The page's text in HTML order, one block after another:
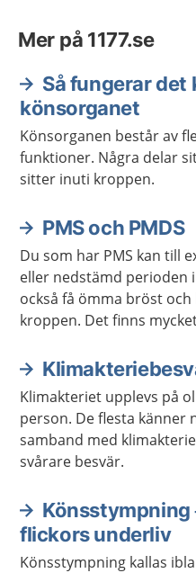
Mer på 1177.se
Så fungerar det
könsorganet
Könsorganen består av
funktioner. Några delar
sitter inuti kroppen.
PMS och PMDS
Du som har PMS kan till
eller nedstämd perioden
också få ömma bröst och
kroppen. Det finns
Klimakteriet upplevs på
person. De flesta känner
samband med
svårare besvär.
Könsstympning
flickors underliv
Könsstympning kallas